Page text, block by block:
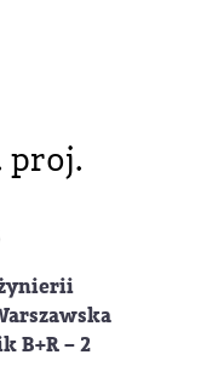
proj.
B+R – 2